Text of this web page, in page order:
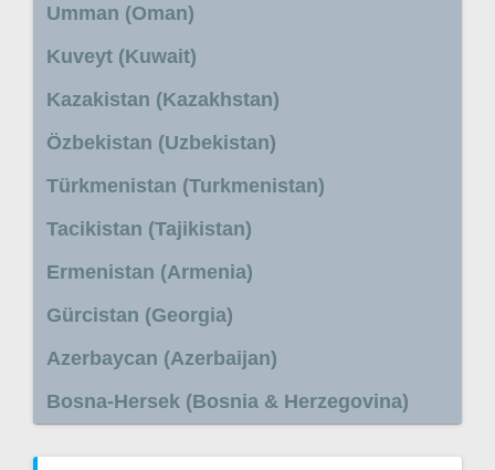
Umman (Oman)
Kuveyt (Kuwait)
Kazakistan (Kazakhstan)
Özbekistan (Uzbekistan)
Türkmenistan (Turkmenistan)
Tacikistan (Tajikistan)
Ermenistan (Armenia)
Gürcistan (Georgia)
Azerbaycan (Azerbaijan)
Bosna-Hersek (Bosnia & Herzegovina)